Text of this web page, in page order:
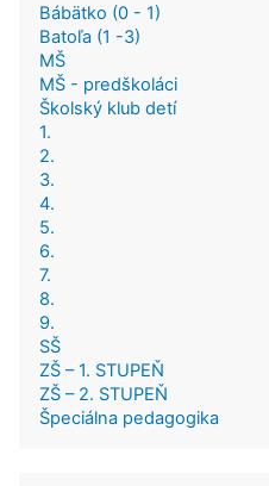
Bábätko (0 - 1)
Batoľa (1 -3)
MŠ
MŠ - predškoláci
Školský klub detí
1.
2.
3.
4.
5.
6.
7.
8.
9.
SŠ
ZŠ – 1. STUPEŇ
ZŠ – 2. STUPEŇ
Špeciálna pedagogika